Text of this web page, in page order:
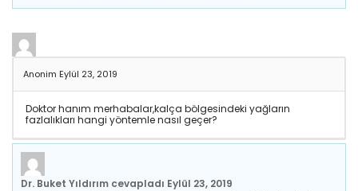
Anonim Eylül 23, 2019
Doktor hanım merhabalar,kalça bölgesindeki yağların
fazlalıkları hangi yöntemle nasıl geçer?
Dr. Buket Yıldırım cevapladı Eylül 23, 2019